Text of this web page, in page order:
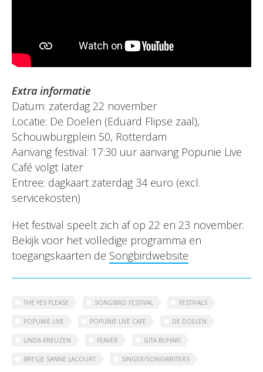
Extra informatie
Datum: zaterdag 22 november
Locatie: De Doelen (Eduard Flipse zaal),
Schouwburgplein 50, Rotterdam
Aanvang festival: 17:30 uur aanvang Popunie Live
Café volgt later
Entree: dagkaart zaterdag 34 euro (excl.
servicekosten)
Het festival speelt zich af op 22 en 23 november.
Bekijk voor het volledige programma en
toegangskaarten de Songbirdwebsite
THE YES PLEASE SONGBIRD FESTIVAL FESTIVALS
POPUNIE LIVE POPUNIE LIVE CAFE DE DOELEN
LINDA KREUZEN FEAVER GITA BUHARI
BREGJE SANNE LACOURT SINGER/SONGWRITERS